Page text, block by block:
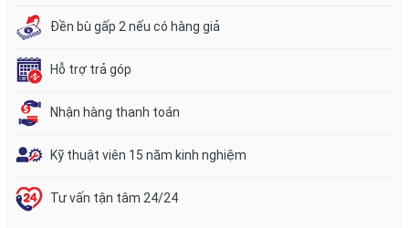
Đền bù gấp 2 nếu có hàng giả
Hỗ trợ trả góp
Nhận hàng thanh toán
Kỹ thuật viên 15 năm kinh nghiệm
Tư vấn tận tâm 24/24